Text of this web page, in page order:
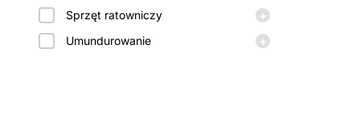
Sprzęt ratowniczy +
Umundurowanie +